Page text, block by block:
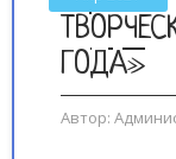
ГОДА»
Автор: